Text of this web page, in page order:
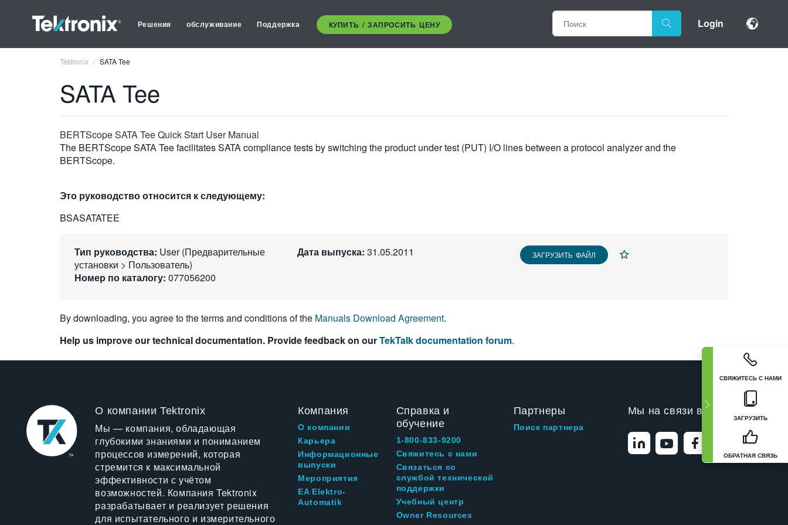
Решения обслуживание Поддержка КУПИТЬ / ЗАПРОСИТЬ ЦЕНУ Login
СВЯЖИТЕСЬ С НАМИ
ЗАГРУЗИТЬ
ОБРАТНАЯ СВЯЗЬ
Tektronix SATA Tee
SATA Tee
BERTScope SATA Tee Quick Start User Manual
The BERTScope SATA Tee facilitates SATA compliance tests by switching the product under test (PUT) I/O lines between a protocol analyzer and the
BERTScope.
Это руководство относится к следующему:
BSASATATEE
Тип руководства: User (Предварительные
установки > Пользователь)
Номер по каталогу: 077056200
Дата выпуска: 31.05.2011 ЗАГРУЗИТЬ ФАЙЛ
By downloading, you agree to the terms and conditions of the Manuals Download Agreement.
Help us improve our technical documentation. Provide feedback on ourTekTalk documentation forum.
О компании Tektronix
Мы — компания, обладающая
глубокими знаниями и пониманием
процессов измерений, которая
стремится к максимальной
эффективности с учётом
возможностей. Компания Tektronix
разрабатывает и реализует решения
для испытательного и измерительного
Компания
О компании
Карьера
Информационные
выпуски
Мероприятия
EA Elektro-
Automatik
Справка и
обучение
1-800-833-9200
Свяжитесь с нами
Связаться со
службой технической
поддержки
Учебный центр
Owner Resources
Партнеры
Поиск партнера
Мы на связи в